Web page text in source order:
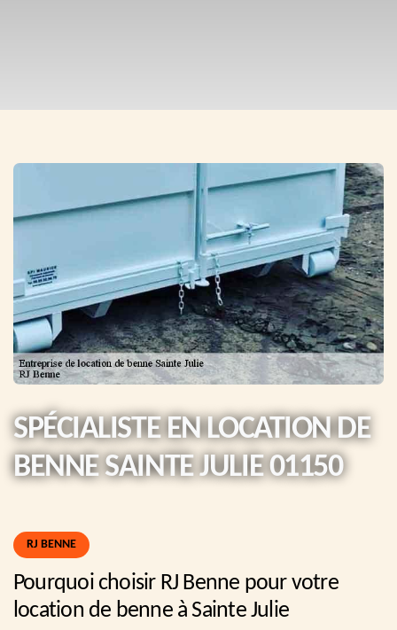
SPÉCIALISTE EN LOCATION DE
BENNE SAINTE JULIE 01150
RJ BENNE
Pourquoi choisir RJ Benne pour votre
location de benne à Sainte Julie